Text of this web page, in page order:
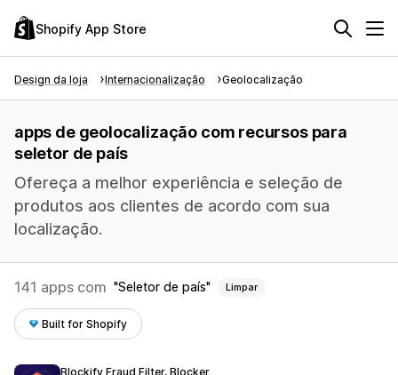
Shopify App Store
Design da loja Internacionalização Geolocalização
apps de geolocalização com recursos para
seletor de país
Ofereça a melhor experiência e seleção de
produtos aos clientes de acordo com sua
localização.
141 apps com Seletor de país Limpar
Built for Shopify
Blockify Fraud Filter, Blocker